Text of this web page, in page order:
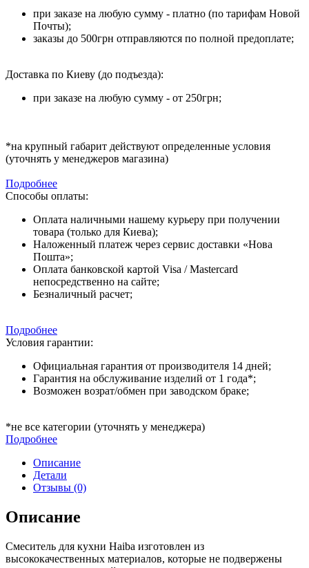
при заказе на любую сумму - платно (по тарифам Новой
Почты);
заказы до 500грн отправляются по полной предоплате;
Доставка по Киеву (до подъезда):
при заказе на любую сумму - от 250грн;
*на крупный габарит действуют определенные условия
(уточнять у менеджеров магазина)
Подробнее
Способы оплаты:
Оплата наличными нашему курьеру при получении
товара (только для Киева);
Наложенный платеж через сервис доставки «Нова
Пошта»;
Оплата банковской картой Visa / Mastercard
непосредственно на сайте;
Безналичный расчет;
Подробнее
Условия гарантии:
Официальная гарантия от производителя 14 дней;
Гарантия на обслуживание изделий от 1 года*;
Возможен возрат/обмен при заводском браке;
*не все категории (уточнять у менеджера)
Подробнее
Описание
Детали
Отзывы (0)
Описание
Смеситель для кухни Haiba изготовлен из
высококачественных материалов, которые не подвержены